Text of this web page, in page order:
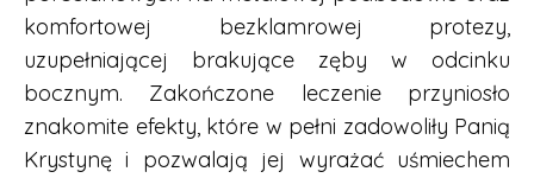
komfortowej bezklamrowej protezy,
uzupełniającej brakujące zęby w odcinku
bocznym. Zakończone leczenie przyniosło
znakomite efekty, które w pełni zadowoliły Panią
Krystynę i pozwalają jej wyrażać uśmiechem